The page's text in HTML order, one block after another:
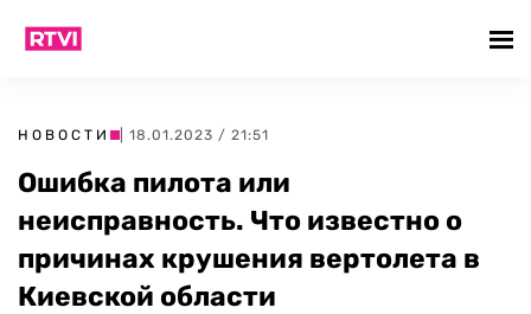
НОВОСТИ | 18.01.2023 / 21:51
Ошибка пилота или
неисправность. Что известно о
причинах крушения вертолета в
Киевской области